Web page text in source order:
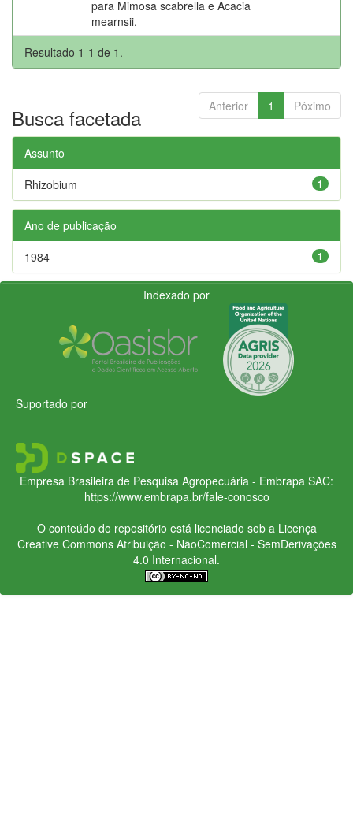
para Mimosa scabrella e Acacia
mearnsii.
Resultado 1-1 de 1.
Anterior 1 Póximo
Busca facetada
Assunto
1
Rhizobium
Ano de publicação
1
1984
Indexado por
Suportado por
Empresa Brasileira de Pesquisa Agropecuária - Embrapa SAC:
https://www.embrapa.br/fale-conosco
O conteúdo do repositório está licenciado sob a Licença
Creative CommonsAtribuição - NãoComercial - SemDerivações
4.0 Internacional.